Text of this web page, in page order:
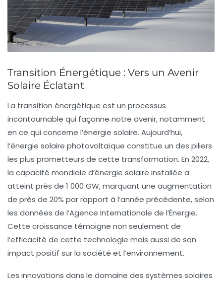
Transition Énergétique : Vers un Avenir
Solaire Éclatant
La transition énergétique est un processus
incontournable qui façonne notre avenir, notamment
en ce qui concerne l’énergie solaire. Aujourd’hui,
l’énergie solaire photovoltaïque constitue un des piliers
les plus prometteurs de cette transformation. En 2022,
la capacité mondiale d’énergie solaire installée a
atteint près de 1 000 GW, marquant une augmentation
de près de 20% par rapport à l’année précédente, selon
les données de l’Agence Internationale de l’Énergie.
Cette croissance témoigne non seulement de
l’efficacité de cette technologie mais aussi de son
impact positif sur la société et l’environnement.
Les innovations dans le domaine des systèmes solaires